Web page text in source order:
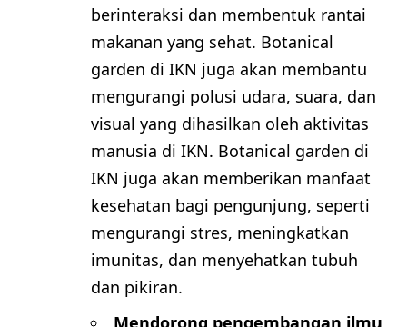
berinteraksi dan membentuk rantai
makanan yang sehat. Botanical
garden di IKN juga akan membantu
mengurangi polusi udara, suara, dan
visual yang dihasilkan oleh aktivitas
manusia di IKN. Botanical garden di
IKN juga akan memberikan manfaat
kesehatan bagi pengunjung, seperti
mengurangi stres, meningkatkan
imunitas, dan menyehatkan tubuh
dan pikiran.
Mendorong pengembangan ilmu